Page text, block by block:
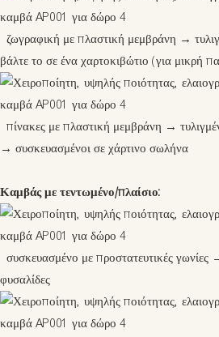
ζωγραφική με πλαστική μεμβράνη →
βάλτε το σε ένα χαρτοκιβώτιο (για μικρή
πίνακες με πλαστική μεμβράνη →
→ συσκευασμένοι σε χάρτινο σωλήνα
Καμβάς με τεντωμένο/πλαίσιο:
συσκευασμένο με προστατευτικές γωνίες
φυσαλίδες